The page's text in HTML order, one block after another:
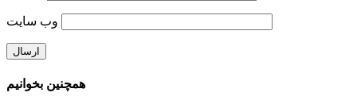
وب‌ سایت
همچنین بخوانیم